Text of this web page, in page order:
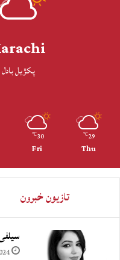
پکڙيل بادل
29
℃
Thu
30
℃
Fri
تازيون خبرون